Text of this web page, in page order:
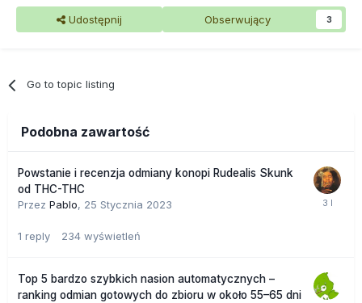
Udostępnij Obserwujący 3
Go to topic listing
Podobna zawartość
Powstanie i recenzja odmiany konopi Rudealis Skunk
od THC-THC
Przez Pablo, 25 Stycznia 2023
1 reply 234 wyświetleń
Top 5 bardzo szybkich nasion automatycznych –
ranking odmian gotowych do zbioru w około 55–65 dni